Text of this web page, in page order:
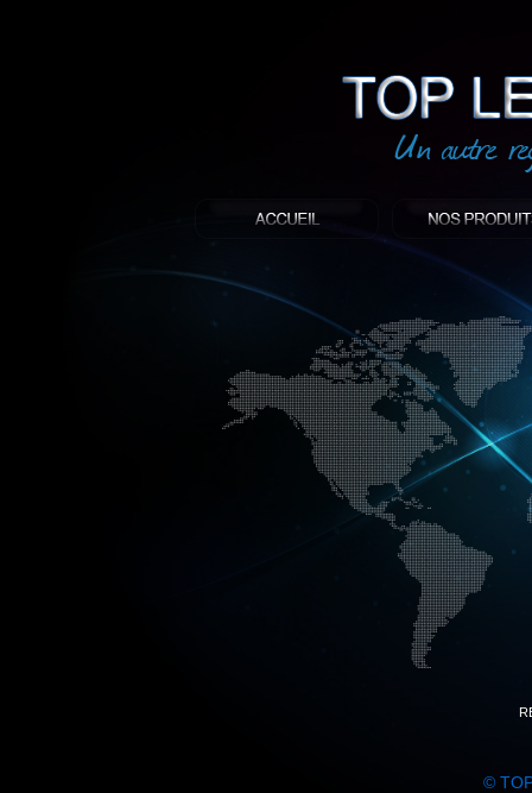
©
: Top led world
Produit décoratif led
Objet publicitaire led
éclairage blanc led
Enseigne publicitaire
Fabriquant et distributeur français
gamme à base de LED.
led, Topledworld, top led world, top
économie énergie, edf, lumière,